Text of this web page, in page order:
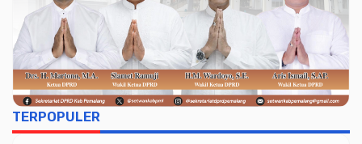
TERPOPULER